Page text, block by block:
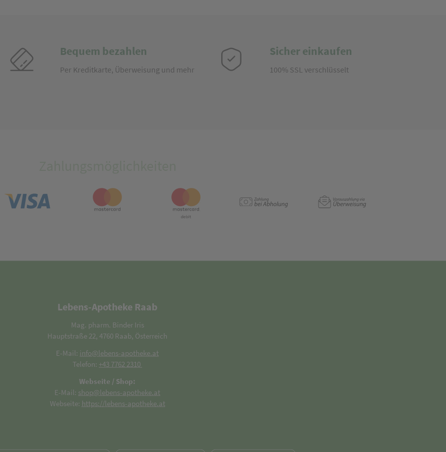
Bequem bezahlen
Per Kreditkarte, Überweisung und mehr
Sicher einkaufen
100% SSL verschlüsselt
Lebens-Apotheke Raab
Mag. pharm. Binder Iris
Hauptstraße 22, 4760 Raab, Österreich
E-Mail: info@lebens-apotheke.at
Telefon: +43 7762 2310
Webseite / Shop:
E-Mail: shop@lebens-apotheke.at
Webseite: https://lebens-apotheke.at